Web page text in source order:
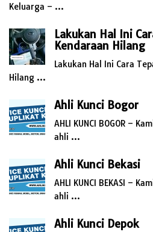
Keluarga – …
Lakukan Hal Ini
Kendaraan Hilang
Lakukan Hal Ini Cara
Hilang …
Ahli Kunci Bogor
AHLI KUNCI BOGOR –
ahli …
Ahli Kunci Bekasi
AHLI KUNCI BEKASI –
ahli …
Ahli Kunci Depok